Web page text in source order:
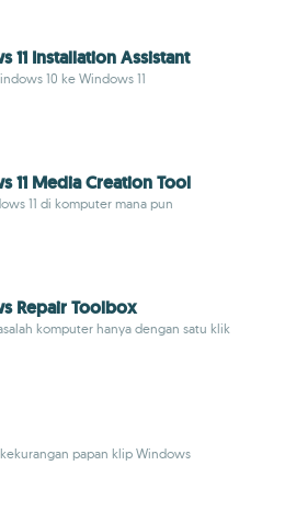
11 Installation Assistant
10 ke Windows 11
11 Media Creation Tool
11 di komputer mana pun
Repair Toolbox
komputer hanya dengan satu klik
papan klip Windows